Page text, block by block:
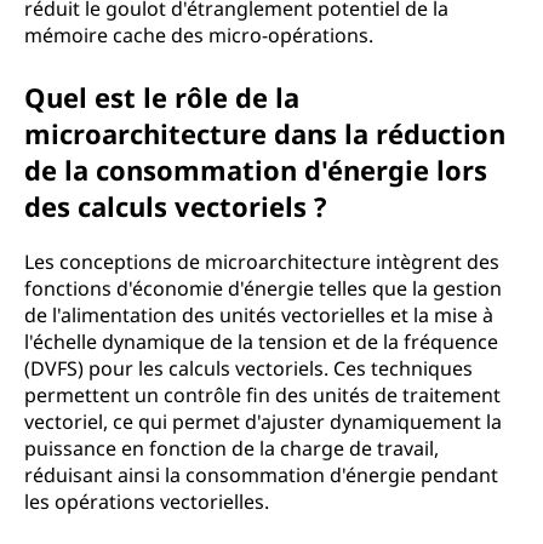
réduit le goulot d'étranglement potentiel de la
mémoire cache des micro-opérations.
Quel est le rôle de la
microarchitecture dans la réduction
de la consommation d'énergie lors
des calculs vectoriels ?
Les conceptions de microarchitecture intègrent des
fonctions d'économie d'énergie telles que la gestion
de l'alimentation des unités vectorielles et la mise à
l'échelle dynamique de la tension et de la fréquence
(DVFS) pour les calculs vectoriels. Ces techniques
permettent un contrôle fin des unités de traitement
vectoriel, ce qui permet d'ajuster dynamiquement la
puissance en fonction de la charge de travail,
réduisant ainsi la consommation d'énergie pendant
les opérations vectorielles.